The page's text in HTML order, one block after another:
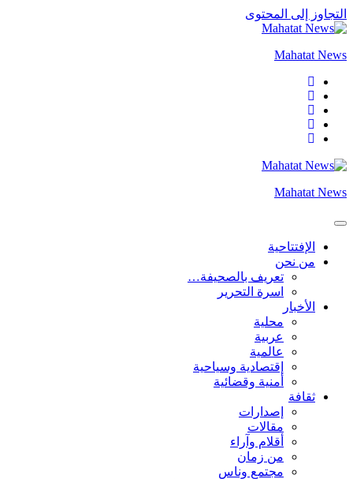
التجاوز إلى المحتوى
Mahatat News
Mahatat News
الإفتتاحية
من نحن
تعريف بالصحيفة…
اسرة التحرير
الأخبار
محلية
عربية
عالمية
إقتصادية وسياحية
أمنية وقضائية
ثقافة
إصدارات
مقالات
أقلام وآراء
من زمان
مجتمع وناس